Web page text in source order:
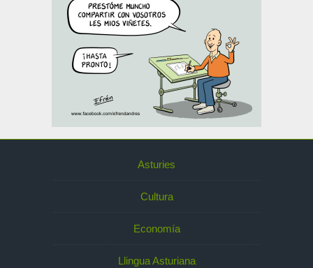
Asturies
Cultura
Economía
Llingua Asturiana